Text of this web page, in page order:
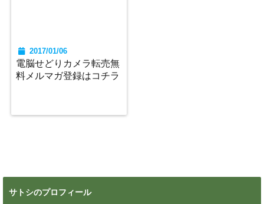
2017/01/06
電脳せどりカメラ転売無
料メルマガ登録はコチラ
サトシのプロフィール